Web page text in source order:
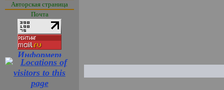
Авторская страница
Почта